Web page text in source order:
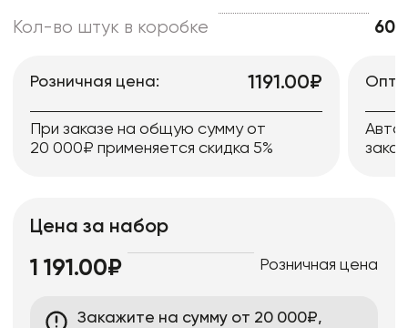
Кол-во штук в коробке 60
Розничная цена: 1191.00₽
При заказе на общую сумму от
20 000₽ применяется скидка 5%
Цена за набор
1 191.00₽ Розничная цена
Закажите на сумму от 20 000₽,